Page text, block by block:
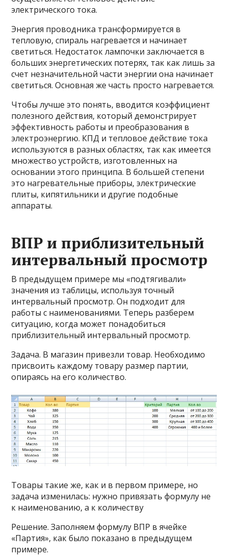
электрического тока.
Энергия проводника трансформируется в
тепловую, спираль нагревается и начинает
светиться. Недостаток лампочки заключается в
больших энергетических потерях, так как лишь за
счет незначительной части энергии она начинает
светиться. Основная же часть просто нагревается.
Чтобы лучше это понять, вводится коэффициент
полезного действия, который демонстрирует
эффективность работы и преобразования в
электроэнергию. КПД и тепловое действие тока
используются в разных областях, так как имеется
множество устройств, изготовленных на
основании этого принципа. В большей степени
это нагревательные приборы, электрические
плиты, кипятильники и другие подобные
аппараты.
ВПР и приблизительный
интервальный просмотр
В предыдущем примере мы «подтягивали»
значения из таблицы, используя точный
интервальный просмотр. Он подходит для
работы с наименованиями. Теперь разберем
ситуацию, когда может понадобиться
приблизительный интервальный просмотр.
Задача. В магазин привезли товар. Необходимо
присвоить каждому товару размер партии,
опираясь на его количество.
Товары такие же, как и в первом примере, но
задача изменилась: нужно привязать формулу не
к наименованию, а к количеству
Решение. Заполняем формулу ВПР в ячейке
«Партия», как было показано в предыдущем
примере.